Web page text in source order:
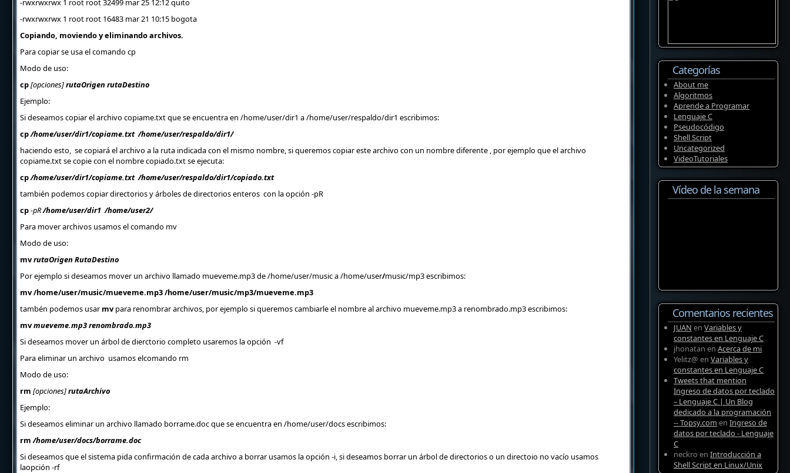
-rwxrwxrwx 1 root root 32499 mar 25 12:12 quito
-rwxrwxrwx 1 root root 16483 mar 21 10:15 bogota
Copiando, moviendo y eliminando archivos.
Para copiar se usa el comando cp
Modo de uso:
cp[opciones]rutaOrigen rutaDestino
Ejemplo:
Si deseamos copiar el archivo copiame.txt que se encuentra en /home/user/dir1 a /home/user/respaldo/dir1 escribimos:
cp/home/user/dir1/copiame.txt /home/user/respaldo/dir1/
haciendo esto, se copiará el archivo a la ruta indicada con el mismo nombre, si queremos copiar este archivo con un nombre diferente , por ejemplo que el archivo
copiame.txt se copie con el nombre copiado.txt se ejecuta:
cp/home/user/dir1/copiame.txt /home/user/respaldo/dir1/copiado.txt
también podemos copiar directorios y árboles de directorios enteros con la opción -pR
cp-pR/home/user/dir1 /home/user2/
Para mover archivos usamos el comando mv
Modo de uso:
mvrutaOrigen RutaDestino
Por ejemplo si deseamos mover un archivo llamado mueveme.mp3 de /home/user/music a /home/user/music/mp3 escribimos:
mv /home/user/music/mueveme.mp3 /home/user/music/mp3/mueveme.mp3
tambén podemos usar mvpara renombrar archivos, por ejemplo si queremos cambiarle el nombre al archivo mueveme.mp3 a renombrado.mp3 escribimos:
mvmueveme.mp3 renombrado.mp3
Si deseamos mover un árbol de dierctorio completo usaremos la opción -vf
Para eliminar un archivo usamos elcomando rm
Modo de uso:
rm [opciones]rutaArchivo
Ejemplo:
Si deseamos eliminar un archivo llamado borrame.doc que se encuentra en /home/user/docs escribimos:
rm/home/user/docs/borrame.doc
Si deseamos que el sistema pida confirmación de cada archivo a borrar usamos la opción -i, si deseamos borrar un árbol de directorios o un directoio no vacío usamos
laopción -rf
Categorías
About me
Algoritmos
Aprende a Programar
Lenguaje C
Pseudocódigo
Shell Script
Uncategorized
VideoTutoriales
Vídeo de la semana
Comentarios recientes
JUAN en Variables y
constantes en Lenguaje C
jhonatan en Acerca de mi
Yelitz@ en Variables y
constantes en Lenguaje C
Tweets that mention
Ingreso de datos por teclado
– Lenguaje C | Un Blog
dedicado a la programación
-- Topsy.com en Ingreso de
datos por teclado - Lenguaje
C
neckro en Introducción a
Shell Script en Linux/Unix